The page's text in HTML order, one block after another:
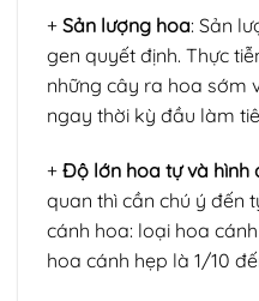
+ Sản lượng hoa: Sản
gen quyết định. Thực
những cây ra hoa sớm
ngay thời kỳ đầu làm
+ Độ lớn hoa tự và hình
quan thì cần chú ý đến
cánh hoa: loại hoa cánh
hoa cánh hẹp là 1/10